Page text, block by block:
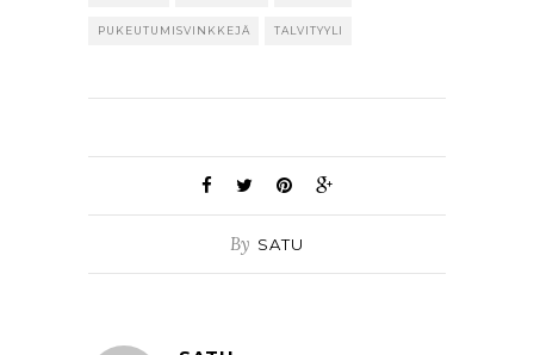
PUKEUTUMISVINKKEJÄ TALVITYYLI
By SATU